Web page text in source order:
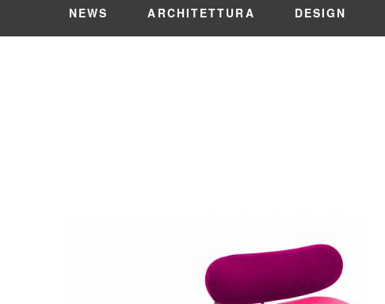
NEWS ARCHITETTURA DESIGN